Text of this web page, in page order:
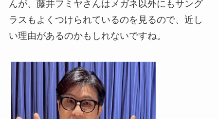
んが、藤井フミヤさんはメガネ以外にもサング
ラスもよくつけられているのを見るので、近し
い理由があるのかもしれないですね。